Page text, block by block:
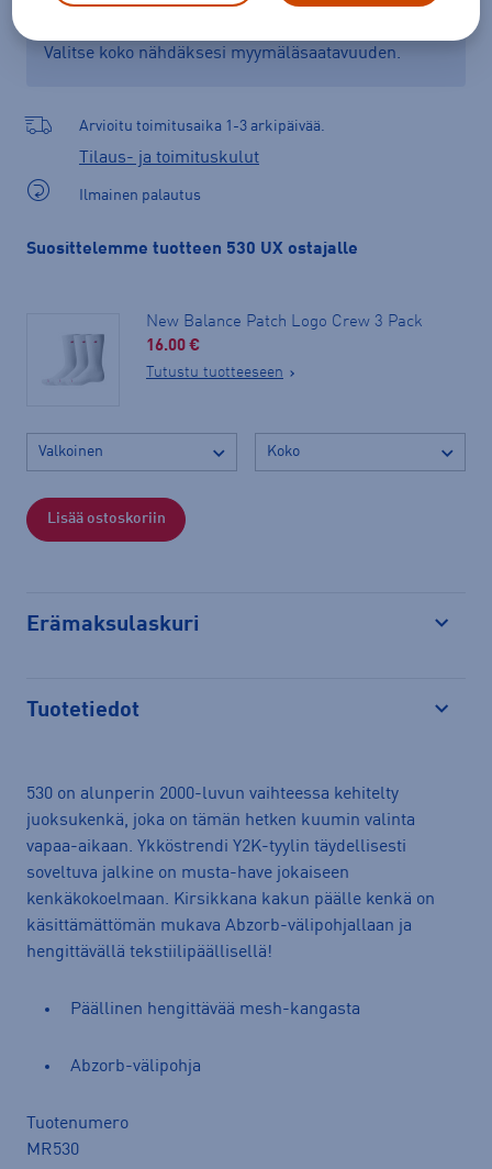
Valitse koko nähdäksesi myymäläsaatavuuden.
Arvioitu toimitusaika 1-3 arkipäivää.
Tilaus- ja toimituskulut
Ilmainen palautus
Suosittelemme tuotteen 530 UX ostajalle
New Balance Patch Logo Crew 3 Pack
16.00 €
Tutustu tuotteeseen
Lisää ostoskoriin
Erämaksulaskuri
Tuotetiedot
530 on alunperin 2000-luvun vaihteessa kehitelty
juoksukenkä, joka on tämän hetken kuumin valinta
vapaa-aikaan. Ykköstrendi Y2K-tyylin täydellisesti
soveltuva jalkine on musta-have jokaiseen
kenkäkokoelmaan. Kirsikkana kakun päälle kenkä on
käsittämättömän mukava Abzorb-välipohjallaan ja
hengittävällä tekstiilipäällisellä!
Päällinen hengittävää mesh-kangasta
Abzorb-välipohja
Tuotenumero
MR530